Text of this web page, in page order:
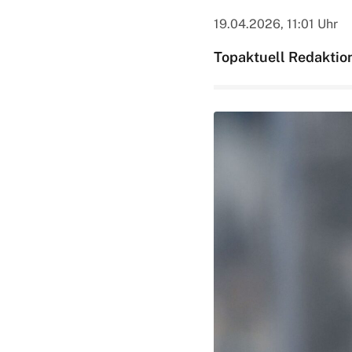
19.04.2026, 11:01 Uhr
Topaktuell